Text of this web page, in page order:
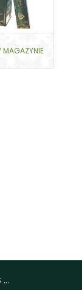
MAGAZYNIE